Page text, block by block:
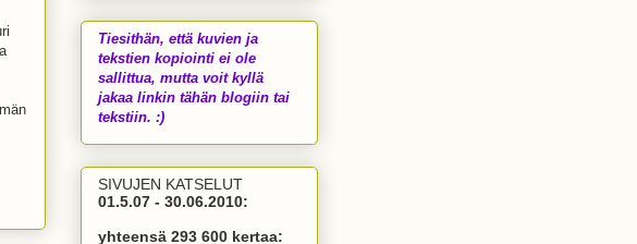
Tiesithän, että kuvien ja
tekstien kopiointi ei ole
sallittua, mutta voit kyllä
jakaa linkin tähän blogiin tai
tekstiin. :)
SIVUJEN KATSELUT
01.5.07 - 30.06.2010:
yhteensä 293 600 kertaa: